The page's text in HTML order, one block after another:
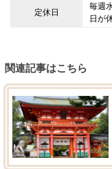
定休日
毎週
日が
関連記事はこちら